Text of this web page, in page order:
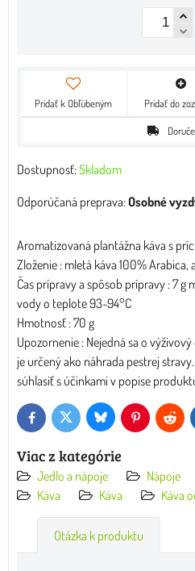
Pridať k Obľúbeným Pridať do
Dostupnosť:Skladom
Osobné
Aromatizovaná plantážna káva s
Zloženie : mletá káva 100%
Čas prípravy a spôsob prípravy : 7 g
vody o teplote 93-94°C
Hmotnosť : 70 g
Upozornenie : Nejedná sa o
je určený ako náhrada pestrej
súhlasiť s účinkami v popise
FacebookTwitter Bluesky PinterestReddit
Viac z kategórie
Jedlo a nápoje Nápoje
Káva
Káva Káva
Otázka k produktu